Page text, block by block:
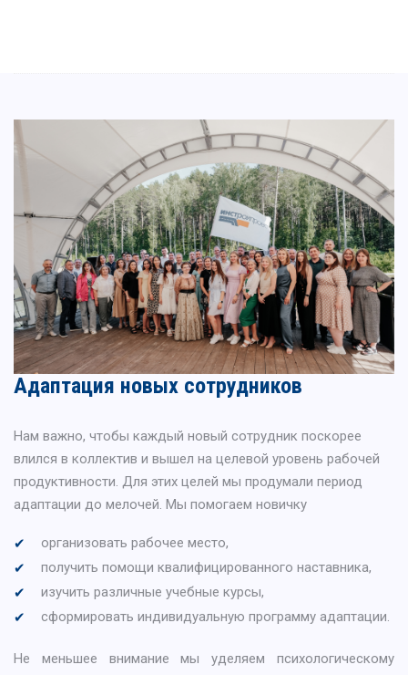
Адаптация новых сотрудников
Нам важно, чтобы каждый новый сотрудник поскорее
влился в коллектив и вышел на целевой уровень рабочей
продуктивности. Для этих целей мы продумали период
адаптации до мелочей. Мы помогаем новичку
организовать рабочее место,
получить помощи квалифицированного наставника,
изучить различные учебные курсы,
сформировать индивидуальную программу адаптации.
Не меньшее внимание мы уделяем психологическому